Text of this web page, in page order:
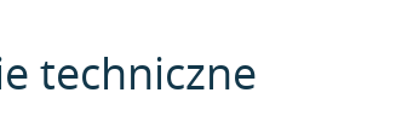
techniczne